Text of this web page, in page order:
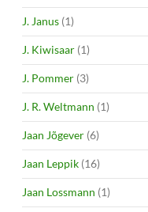
J. Janus (1)
J. Kiwisaar (1)
J. Pommer (3)
J. R. Weltmann (1)
Jaan Jõgever (6)
Jaan Leppik (16)
Jaan Lossmann (1)